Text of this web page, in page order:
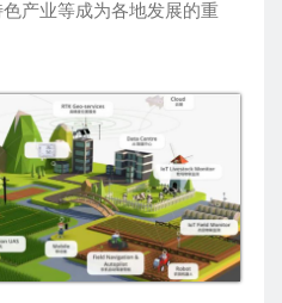
产业等成为各地发展的重